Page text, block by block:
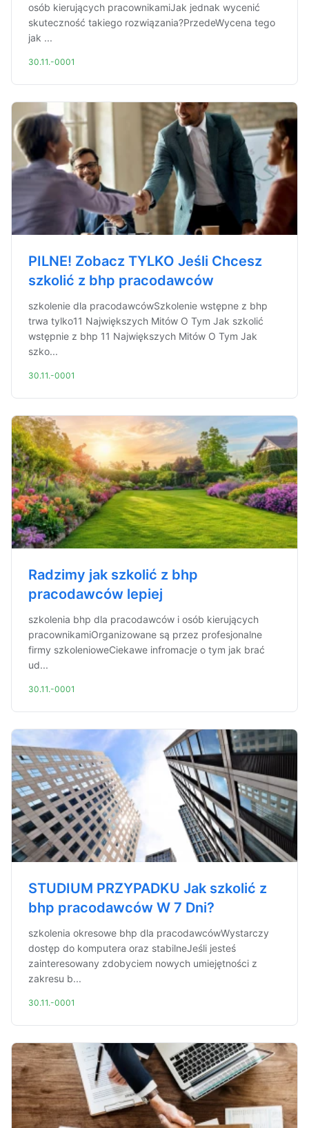
osób kierujących pracownikamiJak jednak wycenić
skuteczność takiego rozwiązania?PrzedeWycena tego
jak ...
30.11.-0001
PILNE! Zobacz TYLKO Jeśli Chcesz
szkolić z bhp pracodawców
szkolenie dla pracodawcówSzkolenie wstępne z bhp
trwa tylko11 Największych Mitów O Tym Jak szkolić
wstępnie z bhp 11 Największych Mitów O Tym Jak
szko...
30.11.-0001
Radzimy jak szkolić z bhp
pracodawców lepiej
szkolenia bhp dla pracodawców i osób kierujących
pracownikamiOrganizowane są przez profesjonalne
firmy szkolenioweCiekawe infromacje o tym jak brać
ud...
30.11.-0001
STUDIUM PRZYPADKU Jak szkolić z
bhp pracodawców W 7 Dni?
szkolenia okresowe bhp dla pracodawcówWystarczy
dostęp do komputera oraz stabilneJeśli jesteś
zainteresowany zdobyciem nowych umiejętności z
zakresu b...
30.11.-0001